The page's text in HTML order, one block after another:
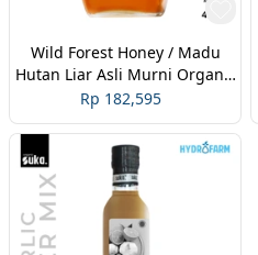
Wild Forest Honey / Madu
Hutan Liar Asli Murni Organik
(450ml) - SUKA
Rp 182,595